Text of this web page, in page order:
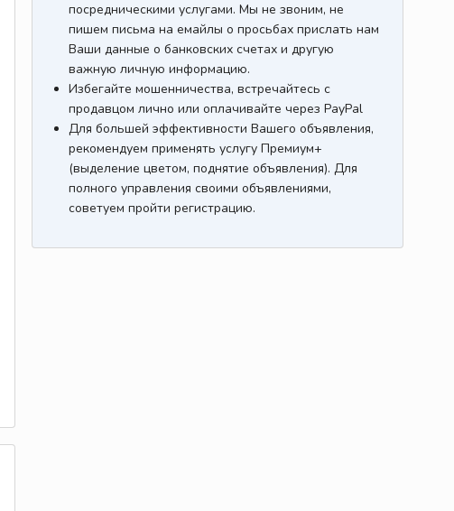
посредническими услугами. Мы не звоним, не
пишем письма на емайлы о просьбах прислать нам
Ваши данные о банковских счетах и другую
важную личную информацию.
Избегайте мошенничества, встречайтесь с
продавцом лично или оплачивайте через PayPal
Для большей эффективности Вашего объявления,
рекомендуем применять услугу Премиум+
(выделение цветом, поднятие объявления). Для
полного управления своими объявлениями,
советуем пройти регистрацию.